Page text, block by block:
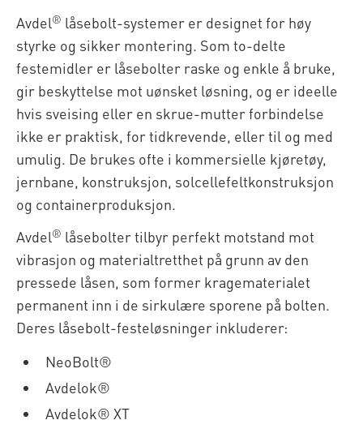
Avdel® låsebolt-systemer er designet for høy
styrke og sikker montering. Som to-delte
festemidler er låsebolter raske og enkle å bruke,
gir beskyttelse mot uønsket løsning, og er ideelle
hvis sveising eller en skrue-mutter forbindelse
ikke er praktisk, for tidkrevende, eller til og med
umulig. De brukes ofte i kommersielle kjøretøy,
jernbane, konstruksjon, solcellefeltkonstruksjon
og containerproduksjon.
Avdel® låsebolter tilbyr perfekt motstand mot
vibrasjon og materialtretthet på grunn av den
pressede låsen, som former kragematerialet
permanent inn i de sirkulære sporene på bolten.
Deres låsebolt-festeløsninger inkluderer:
NeoBolt®
Avdelok®
Avdelok® XT